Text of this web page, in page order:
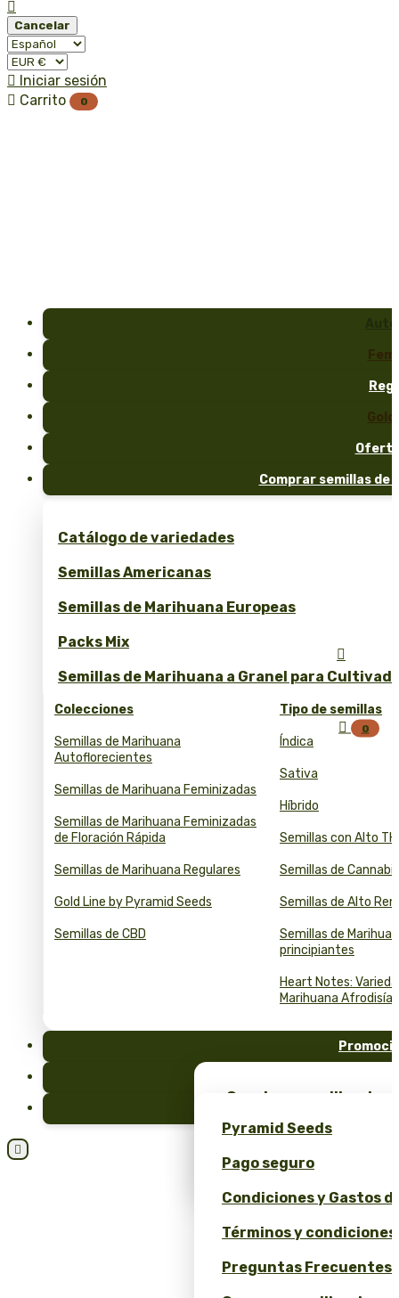

Cancelar
 Iniciar sesión
 Carrito 0
Fem
Reg
Gold
Comprar semillas de
Catálogo de variedades
Semillas Americanas
Semillas de Marihuana Europeas
Packs Mix
Semillas de Marihuana a Granel para
Colecciones
Semillas de Marihuana
Autoflorecientes
Semillas de Marihuana Feminizadas
Semillas de Marihuana Feminizadas
de Floración Rápida
Semillas de Marihuana Regulares
Gold Line by Pyramid Seeds
Semillas de CBD
Tipo de semillas
Índica
Sativa
Híbrido
Semillas con Alto
Semillas de
Semillas de Alto
Semillas de
principiantes
Heart Notes:
Marihuana
¡Consigue semillas de
Seeds!
Obtén un 10% de
Pyramid Seeds
Pago seguro
Condiciones y Gastos
Términos y
Preguntas Frecuentes


 0